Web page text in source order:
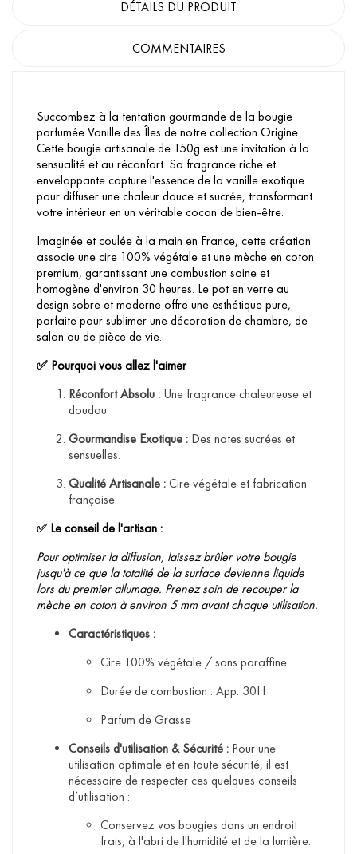
DÉTAILS DU PRODUIT
COMMENTAIRES
Succombez à la tentation gourmande de la bougie
parfumée Vanille des Îles de notre collection Origine.
Cette bougie artisanale de 150g est une invitation à la
sensualité et au réconfort. Sa fragrance riche et
enveloppante capture l'essence de la vanille exotique
pour diffuser une chaleur douce et sucrée, transformant
votre intérieur en un véritable cocon de bien-être.
Imaginée et coulée à la main en France, cette création
associe une cire 100% végétale et une mèche en coton
premium, garantissant une combustion saine et
homogène d'environ 30 heures. Le pot en verre au
design sobre et moderne offre une esthétique pure,
parfaite pour sublimer une décoration de chambre, de
salon ou de pièce de vie.
✅ Pourquoi vous allez l'aimer
Réconfort Absolu : Une fragrance chaleureuse et
doudou.
Gourmandise Exotique : Des notes sucrées et
sensuelles.
Qualité Artisanale : Cire végétale et fabrication
française.
✅ Le conseil de l'artisan :
Pour optimiser la diffusion, laissez brûler votre bougie
jusqu'à ce que la totalité de la surface devienne liquide
lors du premier allumage. Prenez soin de recouper la
mèche en coton à environ 5 mm avant chaque utilisation.
Caractéristiques :
Cire 100% végétale / sans paraffine
Durée de combustion : App. 30H
Parfum de Grasse
Conseils d'utilisation & Sécurité : Pour une
utilisation optimale et en toute sécurité, il est
nécessaire de respecter ces quelques conseils
d’utilisation :
Conservez vos bougies dans un endroit
frais, à l'abri de l'humidité et de la lumière.